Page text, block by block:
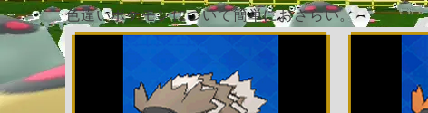
色違いポケモンについて簡単におさらい。